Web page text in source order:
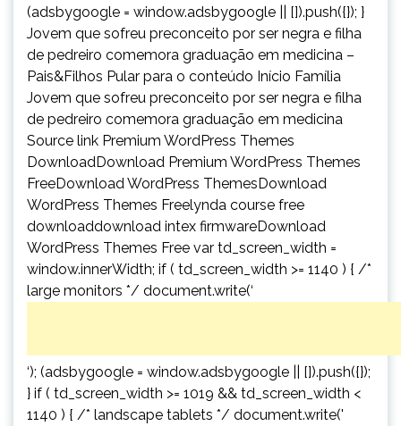
(adsbygoogle = window.adsbygoogle || []).push({}); }
Jovem que sofreu preconceito por ser negra e filha
de pedreiro comemora graduação em medicina –
Pais&Filhos Pular para o conteúdo Início Família
Jovem que sofreu preconceito por ser negra e filha
de pedreiro comemora graduação em medicina
Source link Premium WordPress Themes
DownloadDownload Premium WordPress Themes
FreeDownload WordPress ThemesDownload
WordPress Themes Freelynda course free
downloaddownload intex firmwareDownload
WordPress Themes Free var td_screen_width =
window.innerWidth; if ( td_screen_width >= 1140 ) { /*
large monitors */ document.write(‘
‘); (adsbygoogle = window.adsbygoogle || []).push({});
} if ( td_screen_width >= 1019 && td_screen_width <
1140 ) { /* landscape tablets */ document.write('